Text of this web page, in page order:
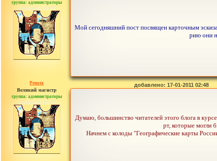
группа: администраторы
сообщений: 30442
Мой сегодняшний пост посвящен карточным
рию они
Рената
Великий магистр
группа: администраторы
сообщений: 30442
добавлено: 17-01-2011 02:48
Думаю, большинство читателей этого блога в
рт, которые могли
Начнем с колоды "Географические карты